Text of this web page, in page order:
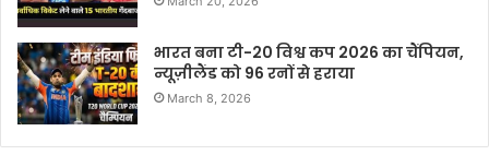
भारत बना टी-20 विश्व कप 2026 का चैंपियन,
न्यूज़ीलैंड को 96 रनों से हराया
March 8, 2026